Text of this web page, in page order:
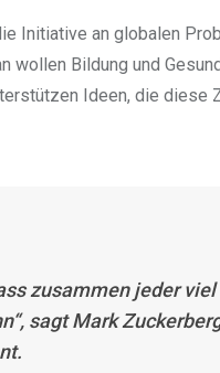
Initiative an globalen
wollen Bildung und
Ideen, die diese
zusammen jeder viel
sagt Mark